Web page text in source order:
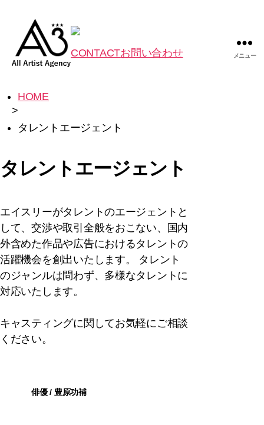
CONTACTお問い合わせ メニュー
HOME
>
タレントエージェント
タレントエージェント
エイスリーがタレントのエージェントと
して、交渉や取引全般をおこない、国内
外含めた作品や広告におけるタレントの
活躍機会を創出いたします。 タレント
のジャンルは問わず、多様なタレントに
対応いたします。
キャスティングに関してお気軽にご相談
ください。
俳優 / 豊原功補